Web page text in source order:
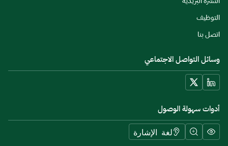
التوظيف
اتصل بنا
وسائل التواصل الاجتماعي
أدوات سهولة الوصول
لغة الإشارة